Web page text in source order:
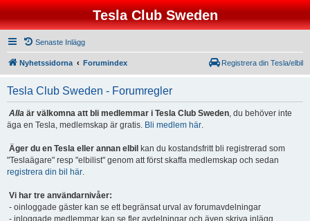
Tesla Club Sweden
Senaste Inlägg
Nyhetssidorna Forumindex Registrera din Tesla/elbil
Tesla Club Sweden - Forumregler
Alla är välkomna att bli medlemmar i Tesla Club Sweden, du behöver inte
äga en Tesla, medlemskap är gratis. Bli medlem här.
Äger du en Tesla eller annan elbil kan du kostandsfritt bli registrerad som
"Teslaägare" resp "elbilist" genom att först skaffa medlemskap och sedan
registrera din bil här.
Vi har tre användarnivåer:
- oinloggade gäster kan se ett begränsat urval av forumavdelningar
- inloggade medlemmar kan se fler avdelningar och även skriva inlägg